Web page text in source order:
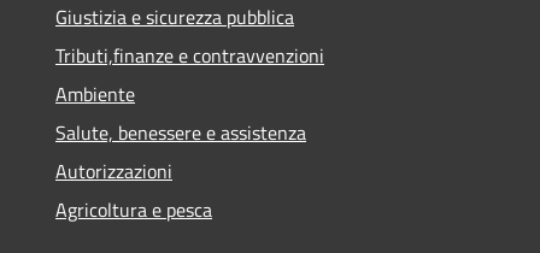
Giustizia e sicurezza pubblica
Tributi,finanze e contravvenzioni
Ambiente
Salute, benessere e assistenza
Autorizzazioni
Agricoltura e pesca